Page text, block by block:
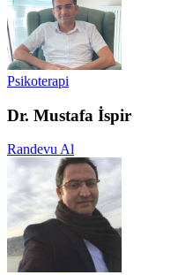
Psikoterapi
Dr. Mustafa İspir
Randevu Al